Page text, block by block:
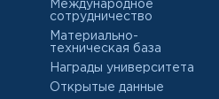
Международное
сотрудничество
Материально-
техническая база
Награды университета
Открытые данные